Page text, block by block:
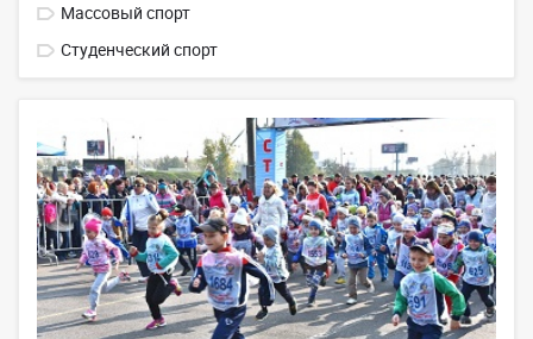
Массовый спорт
Студенческий спорт